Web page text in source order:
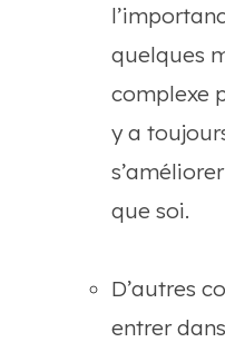
quelques
complexe
y a
que soi.
D’autres
entrer